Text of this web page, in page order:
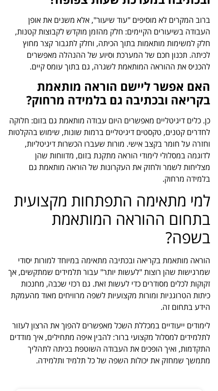
ברוב המקרים לא מוסיפים "עוד שיעור", אלא משנים את אופן
העבודה בשיעורים הקיימים: חלק מהזמן מוקדש לקבוצות קטנות,
חלק למשימות מותאמות בתוך הכיתה, וחלק לתגבור קצר מחוץ
לכיתה. תכנון חכם של המערכת וסיוע של ההנהלה מאפשרים
להכניס את ההוראה המותאמת לשגרה, גם בתוך עומס קיים.
האם אפשר ליישם הוראה מותאמת
בקריאה ובכתיבה גם בלמידה מרחוק?
כן. כלים דיגיטליים מאפשרים היום עבודה מותאמת גם בזום: חלוקה
לחדרים קטנים, טקסטים דיגיטליים ברמות שונות, שימוש בהקלטות
וחזרה על חומר בקצב אישי. מורות שעברו הכשרות דיגיטליות,
לדוגמה במסלולי לימודי הוראה מתקנת בזום, מדווחות שהן
מצליחות לשמר ולחזק את העקרונות של הוראה מותאמת גם
בלמידה מרחוק.
למי מתאימה התפתחות מקצועית
בתחום ההוראה המותאמת
בשפה?
הוראה מותאמת בקריאה ובכתיבה מתאימה במיוחד למורות יסודי
שמרגישות שהן רוצות "לעשות יותר" עבור תלמידים שמתקשים, אך
זקוקות לכלים מסודרים כדי לעשות זאת. גם רכזי שכבה, מחנכות
כיתות הטרוגניות ומורות מקצועיות לשפה מרוויחים מאוד מהעמקת
הידע בתחום זה.
לימודים ייעודיים במכללת השכל מאפשרים להפוך את הרצון לעזור
לתלמידים למסלול מקצועי ברור: להבין איפה מתחילים, איך מודדים
התקדמות, ואיך הופכים את העבודה השוטפת בכיתה לתהליך
מתמשך שמחזק את יכולות השפה של כל תלמיד ותלמידה.